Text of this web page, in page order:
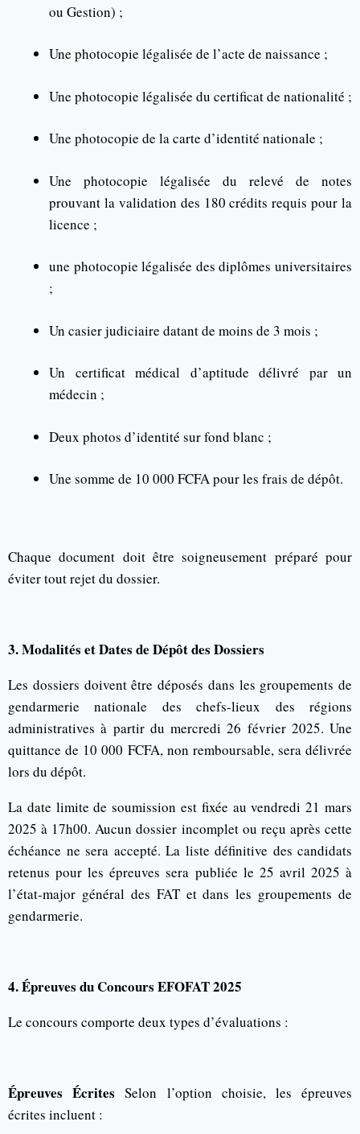
ou Gestion) ;
Une photocopie légalisée de l’acte de naissance ;
Une photocopie légalisée du certificat de nationalité ;
Une photocopie de la carte d’identité nationale ;
Une photocopie légalisée du relevé de notes
prouvant la validation des 180 crédits requis pour la
licence ;
une photocopie légalisée des diplômes universitaires
;
Un casier judiciaire datant de moins de 3 mois ;
Un certificat médical d’aptitude délivré par un
médecin ;
Deux photos d’identité sur fond blanc ;
Une somme de 10 000 FCFA pour les frais de dépôt.
Chaque document doit être soigneusement préparé pour
éviter tout rejet du dossier.
3. Modalités et Dates de Dépôt des Dossiers
Les dossiers doivent être déposés dans les groupements de
gendarmerie nationale des chefs-lieux des régions
administratives à partir du mercredi 26 février 2025. Une
quittance de 10 000 FCFA, non remboursable, sera délivrée
lors du dépôt.
La date limite de soumission est fixée au vendredi 21 mars
2025 à 17h00. Aucun dossier incomplet ou reçu après cette
échéance ne sera accepté. La liste définitive des candidats
retenus pour les épreuves sera publiée le 25 avril 2025 à
l’état-major général des FAT et dans les groupements de
gendarmerie.
4. Épreuves du Concours EFOFAT 2025
Le concours comporte deux types d’évaluations :
Épreuves Écrites Selon l’option choisie, les épreuves
écrites incluent :